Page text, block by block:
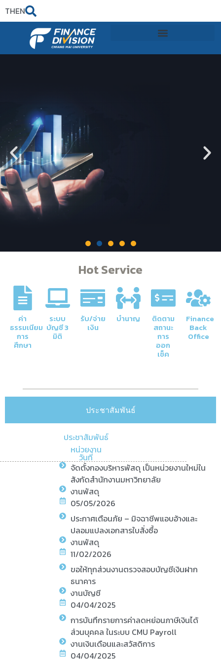
THEN
ภารกิจหลักของกองคลัง
การจัดการด้านการเงินและบัญชีของ
มหาวิทยาลัยให้มีความโปร่งใสและมีประสิทธิภาพ
Hot Service
ค่า
ธรรมเนียม
การ
ศึกษา
ระบบ
บัญชี 3
มิติ
รับ/จ่าย
เงิน
บำนาญ ติดตาม
สถานะ
การ
ออก
เช็ค
Finance
Back
Office
ประชาสัมพันธ์
ประชาสัมพันธ์
หน่วยงาน
วันที่
จัดตั้งกองบริหารพัสดุ เป็นหน่วยงานใหม่ใน
สังกัดสำนักงานมหาวิทยาลัย
งานพัสดุ
05/05/2026
ประกาศเตือนภัย – มิจฉาชีพแอบอ้างและ
ปลอมแปลงเอกสารใบสั่งซื้อ
งานพัสดุ
11/02/2026
ขอให้ทุกส่วนงานตรวจสอบบัญชีเงินฝาก
ธนาคาร
งานบัญชี
04/04/2025
การบันทึกรายการค่าลดหย่อนภาษีเงินได้
ส่วนบุคคล ในระบบ CMU Payroll
งานเงินเดือนและสวัสดิการ
04/04/2025